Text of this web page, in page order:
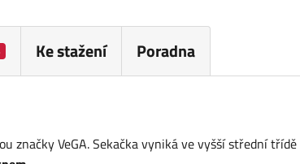
Ke stažení Poradna
značky VeGA. Sekačka vyniká ve vyšší střední třídě